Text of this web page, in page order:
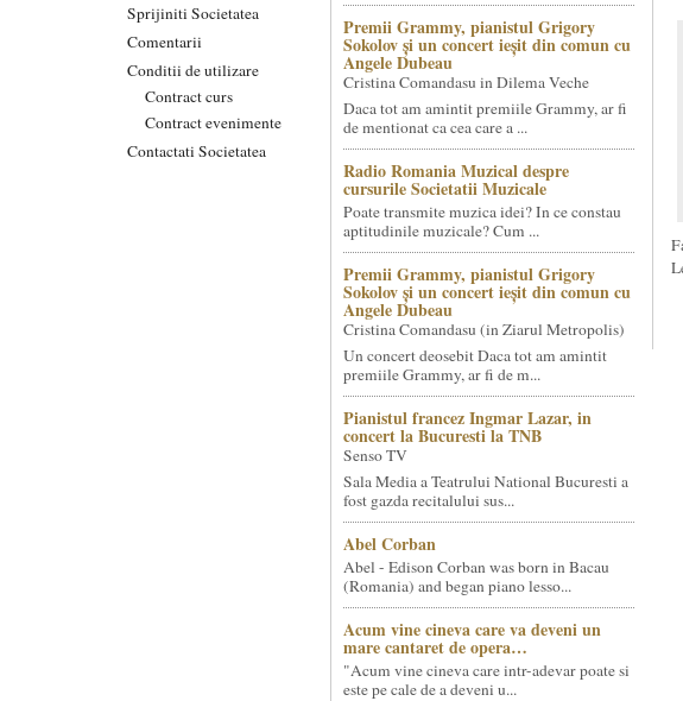
Sprijiniti Societatea
Comentarii
Conditii de utilizare
Contract curs
Contract evenimente
Contactati Societatea
Premii Grammy, pianistul Grigory
Sokolov și un concert ieșit din comun cu
Angele Dubeau
Cristina Comandasu in Dilema Veche
Daca tot am amintit premiile Grammy, ar fi
de mentionat ca cea care a ...
Radio Romania Muzical despre
cursurile Societatii Muzicale
Poate transmite muzica idei? In ce constau
aptitudinile muzicale? Cum ...
Premii Grammy, pianistul Grigory
Sokolov și un concert ieșit din comun cu
Angele Dubeau
Cristina Comandasu (in Ziarul Metropolis)
Un concert deosebit Daca tot am amintit
premiile Grammy, ar fi de m...
Pianistul francez Ingmar Lazar, in
concert la Bucuresti la TNB
Senso TV
Sala Media a Teatrului National Bucuresti a
fost gazda recitalului sus...
Abel Corban
Abel - Edison Corban was born in Bacau
(Romania) and began piano lesso...
Acum vine cineva care va deveni un
mare cantaret de opera…
"Acum vine cineva care intr-adevar poate si
este pe cale de a deveni u...